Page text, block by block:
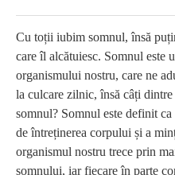
Cu toții iubim somnul, însă
care îl alcătuiesc. Somnul este
organismului nostru, care ne
la culcare zilnic, însă câți
somnul? Somnul este definit
de întreținerea corpului și a
organismul nostru trece prin
somnului, iar fiecare în parte